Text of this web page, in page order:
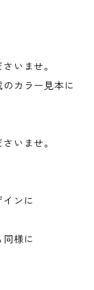
いませ。
のカラー見本に
いませ。
ンに
同様に